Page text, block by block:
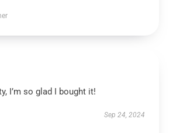
I’m so glad I bought it!
Sep 24, 2024